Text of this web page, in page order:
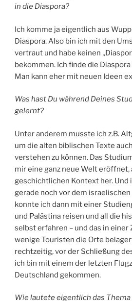
in die Diaspora?
Ich komme ja eigentlich aus
Diaspora. Also bin ich mit den
vertraut und habe keinen
bekommen. Ich finde die
Man kann eher mit neuen Ideen
Was hast Du während Deines
gelernt?
Unter anderem musste ich z.B.
um die alten biblischen Texte
verstehen zu können. Das
mir eine ganz neue Welt eröffnet,
geschichtlichen Kontext her. Und
gerade noch vor dem
konnte ich dann mit einer
und Palästina reisen und all die
selbst erfahren – und das in einer
wenige Touristen die Orte
rechtzeitig, vor der Schließung
ich bin mit einem der letzten
Deutschland gekommen.
Wie lautete eigentlich das